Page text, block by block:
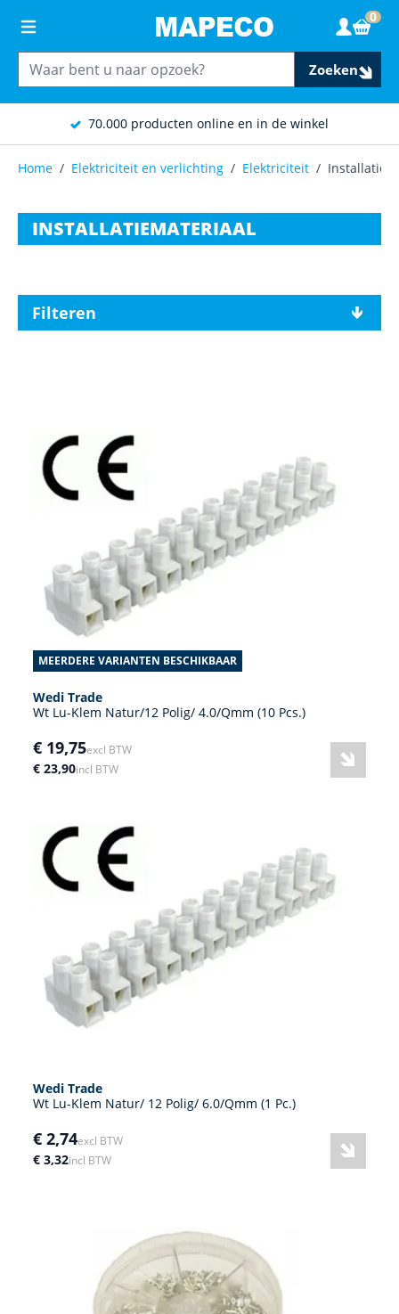
70.000 producten online en in de winkel
Zoeken
0
Home / Elektriciteit en verlichting / Elektriciteit /
INSTALLATIEMATERIAAL
Filteren
MEERDERE VARIANTEN BESCHIKBAAR
Wedi Trade
Wt Lu-Klem Natur/12 Polig/ 4.0/Qmm (10 Pcs.)
€ 19,75excl BTW
€ 23,90incl BTW
Wedi Trade
Wt Lu-Klem Natur/ 12 Polig/ 6.0/Qmm (1 Pc.)
€ 2,74excl BTW
€ 3,32incl BTW